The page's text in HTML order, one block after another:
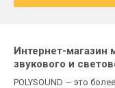
Интернет-магазин
звукового и
POLYSOUND — это